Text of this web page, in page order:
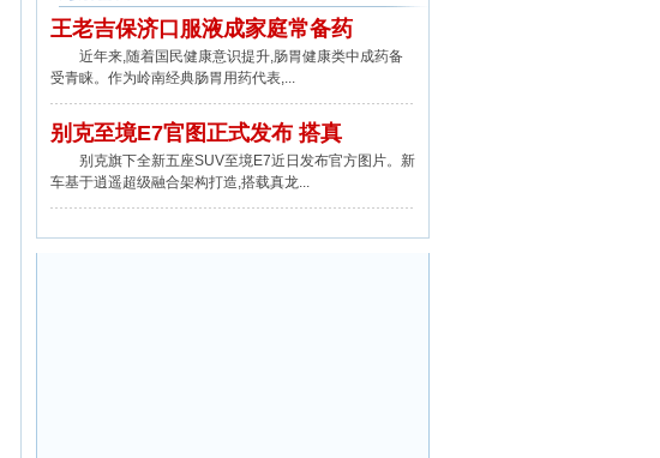
财讯看台
王老吉保济口服液成家庭常备药
近年来,随着国民健康意识提升,肠胃健康类中成药备
受青睐。作为岭南经典肠胃用药代表,...
别克至境E7官图正式发布 搭真
别克旗下全新五座SUV至境E7近日发布官方图片。新
车基于逍遥超级融合架构打造,搭载真龙...